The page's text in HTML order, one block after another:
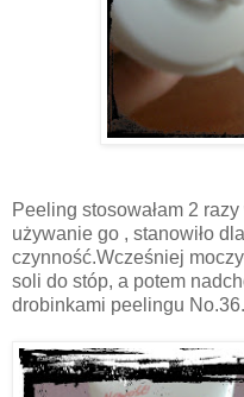
Peeling stosowałam 2
używanie go , stanowiło
czynność.Wcześniej
soli do stóp, a potem
drobinkami peelingu No.36.